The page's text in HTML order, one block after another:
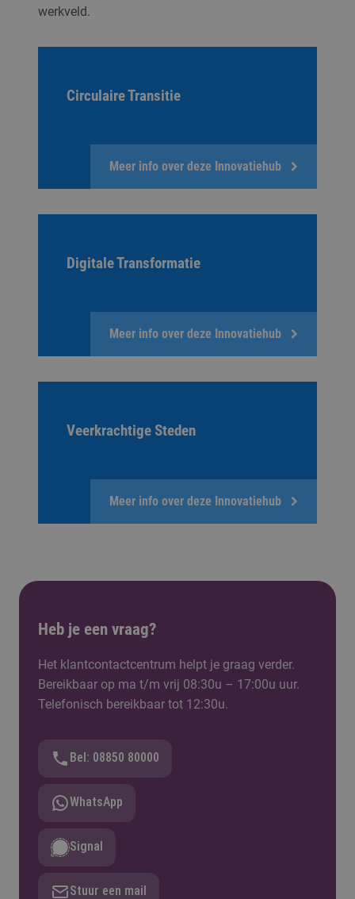
werkveld.
Circulaire Transitie
Meer info over deze Innovatiehub
Digitale Transformatie
Meer info over deze Innovatiehub
Veerkrachtige Steden
Meer info over deze Innovatiehub
Heb je een vraag?
Het klantcontactcentrum helpt je graag verder.
Bereikbaar op ma t/m vrij 08:30u – 17:00u uur.
Telefonisch bereikbaar tot 12:30u.
Bel: 08850 80000
WhatsApp
Signal
Stuur een mail